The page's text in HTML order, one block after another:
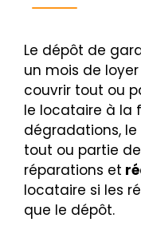
Le dépôt de
un mois de
couvrir tout ou
le locataire à la
dégradations,
tout ou partie
réparations et
locataire si les
que le dépôt.